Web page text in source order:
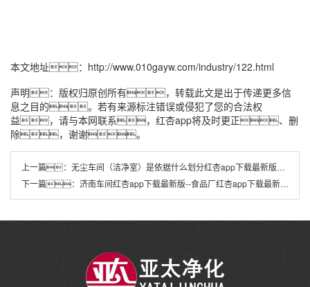
本文地址： http://www.010gayw.com/industry/122.html
声明：版权归原创所有，转载此文是出于传递更多信
息之目的。若有来源标注错误或侵犯了您的合法权
益，请与本网联系，红杏app将及时更正、删
除，谢谢。
上一篇： 无尘车间（洁净室）是依据什么划分红杏app下载最新版等级
下一篇： 济南车间红杏app下载最新版--食品厂红杏app下载最新版车间的流程